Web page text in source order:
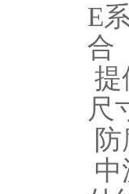
E
合
提
尺